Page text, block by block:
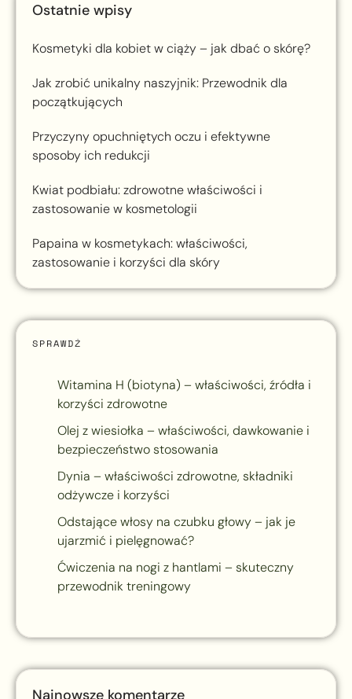
Ostatnie wpisy
Kosmetyki dla kobiet w ciąży – jak dbać o skórę?
Jak zrobić unikalny naszyjnik: Przewodnik dla
początkujących
Przyczyny opuchniętych oczu i efektywne
sposoby ich redukcji
Kwiat podbiału: zdrowotne właściwości i
zastosowanie w kosmetologii
Papaina w kosmetykach: właściwości,
zastosowanie i korzyści dla skóry
SPRAWDŹ
Witamina H (biotyna) – właściwości, źródła i
korzyści zdrowotne
Olej z wiesiołka – właściwości, dawkowanie i
bezpieczeństwo stosowania
Dynia – właściwości zdrowotne, składniki
odżywcze i korzyści
Odstające włosy na czubku głowy – jak je
ujarzmić i pielęgnować?
Ćwiczenia na nogi z hantlami – skuteczny
przewodnik treningowy
Najnowsze komentarze